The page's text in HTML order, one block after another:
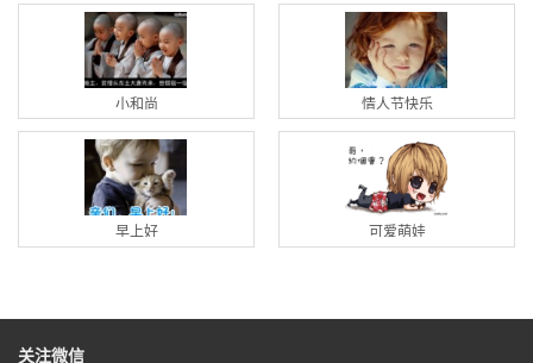
小和尚 情人节快乐
早上好 可爱萌娃
关注微信